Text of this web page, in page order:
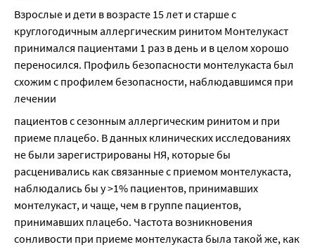
Взрослые и дети в возрасте 15 лет и старше с
круглогодичным аллергическим ринитом Монтелукаст
принимался пациентами 1 раз в день и в целом хорошо
переносился. Профиль безопасности монтелукаста был
схожим с профилем безопасности, наблюдавшимся при
лечении
пациентов с сезонным аллергическим ринитом и при
приеме плацебо. В данных клинических исследованиях
не были зарегистрированы НЯ, которые бы
расценивались как связанные с приемом монтелукаста,
наблюдались бы у >1% пациентов, принимавших
монтелукаст, и чаще, чем в группе пациентов,
принимавших плацебо. Частота возникновения
сонливости при приеме монтелукаста была такой же, как